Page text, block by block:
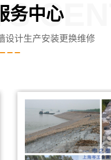
务中心
设计生产安装更换维修